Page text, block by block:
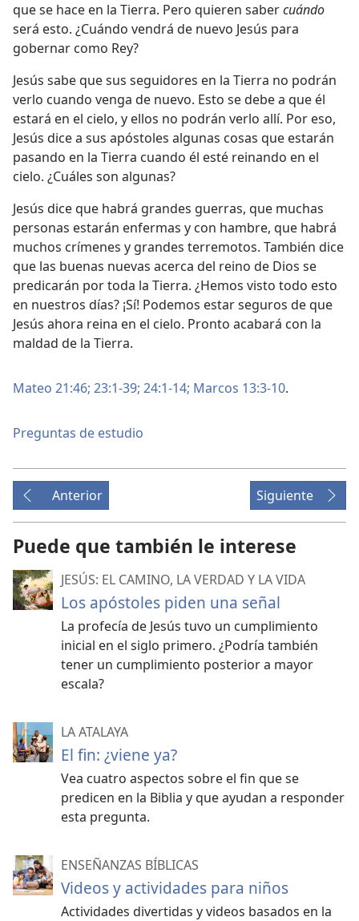
que se hace en la Tierra. Pero quieren sabercuándo
será esto. ¿Cuándo vendrá de nuevo Jesús para
gobernar como Rey?
Jesús sabe que sus seguidores en la Tierra no podrán
verlo cuando venga de nuevo. Esto se debe a que él
estará en el cielo, y ellos no podrán verlo allí. Por eso,
Jesús dice a sus apóstoles algunas cosas que estarán
pasando en la Tierra cuando él esté reinando en el
cielo. ¿Cuáles son algunas?
Jesús dice que habrá grandes guerras, que muchas
personas estarán enfermas y con hambre, que habrá
muchos crímenes y grandes terremotos. También dice
que las buenas nuevas acerca del reino de Dios se
predicarán por toda la Tierra. ¿Hemos visto todo esto
en nuestros días? ¡Sí! Podemos estar seguros de que
Jesús ahora reina en el cielo. Pronto acabará con la
maldad de la Tierra.
Mateo 21:46; 23:1-39; 24:1-14; Marcos 13:3-10.
Preguntas de estudio
Anterior Siguiente
Puede que también le interese
JESÚS: EL CAMINO, LA VERDAD Y LA VIDA
Los apóstoles piden una señal
La profecía de Jesús tuvo un cumplimiento
inicial en el siglo primero. ¿Podría también
tener un cumplimiento posterior a mayor
escala?
LA ATALAYA
El fin: ¿viene ya?
Vea cuatro aspectos sobre el fin que se
predicen en la Biblia y que ayudan a responder
esta pregunta.
ENSEÑANZAS BÍBLICAS
Videos y actividades para niños
Actividades divertidas y videos basados en la